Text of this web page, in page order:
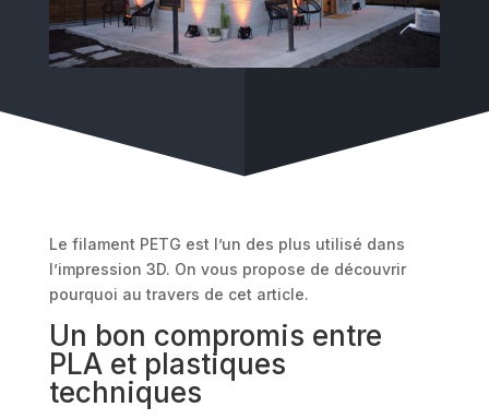
Le filament PETG est l’un des plus utilisé dans
l’impression 3D. On vous propose de découvrir
pourquoi au travers de cet article.
Un bon compromis entre
PLA et plastiques
techniques